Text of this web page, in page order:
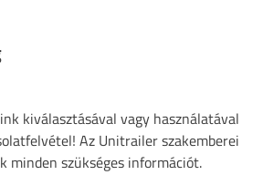
kiválasztásával vagy használatával
Az Unitrailer szakemberei
minden szükséges információt.